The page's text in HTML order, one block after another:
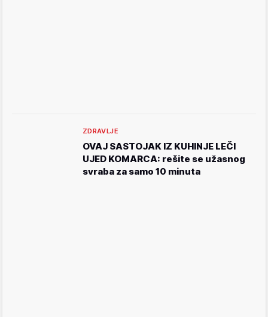
ZDRAVLJE
OVAJ SASTOJAK IZ KUHINJE LEČI
UJED KOMARCA: rešite se užasnog
svraba za samo 10 minuta